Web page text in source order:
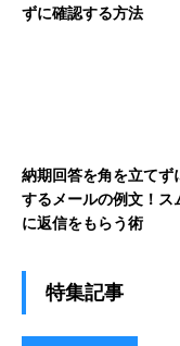
ずに確認する方法
納期回答を角を立てず
するメールの例文！ス
に返信をもらう術
特集記事